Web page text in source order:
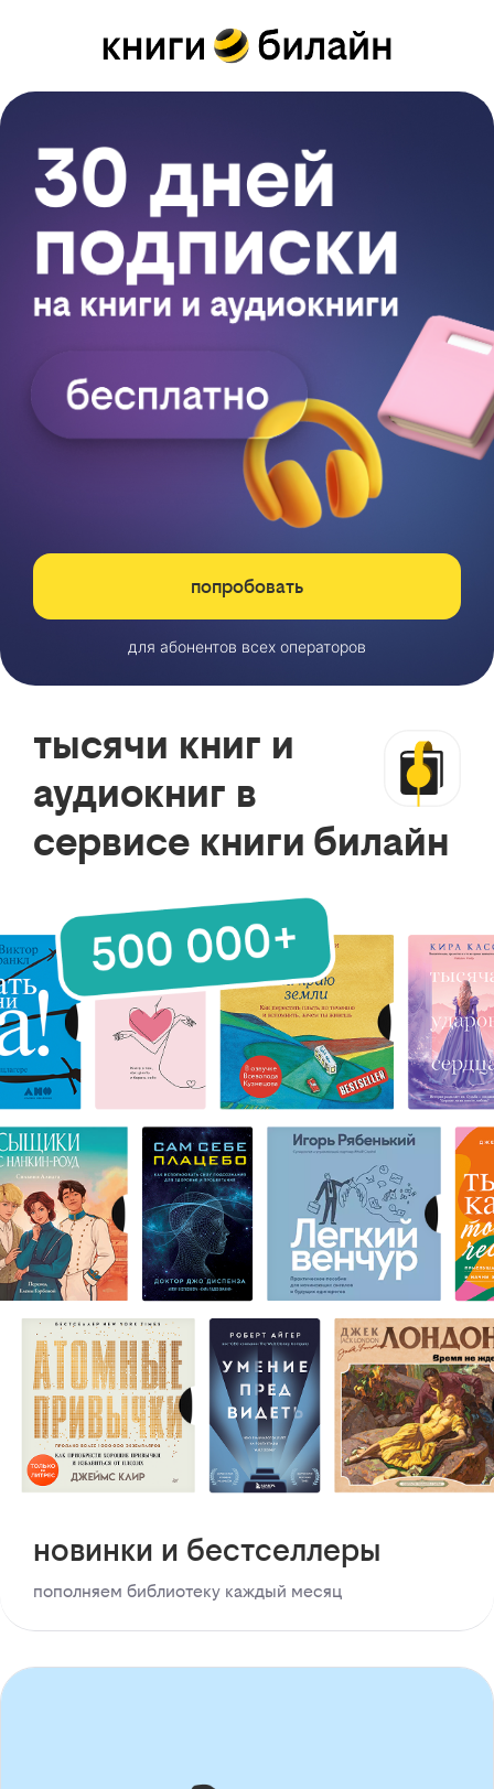
попробовать
для абонентов всех операторов
тысячи книг и
аудиокниг в
сервисе книги билайн
новинки и бестселлеры
пополняем библиотеку каждый месяц